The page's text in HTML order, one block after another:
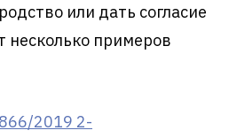
или дать согласие
несколько примеров
2019 2-